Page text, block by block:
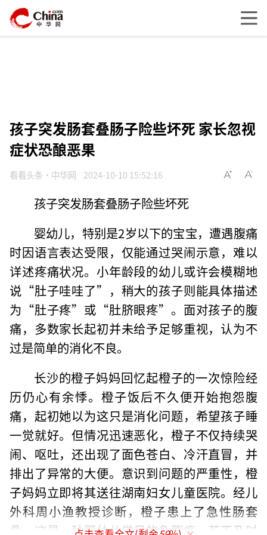
孩子突发肠套叠肠子险些坏死 家长忽视
症状恐酿恶果
看看头条·中华网 2024-10-10 15:52:16
孩子突发肠套叠肠子险些坏死
婴幼儿，特别是2岁以下的宝宝，遭遇腹痛
时因语言表达受限，仅能通过哭闹示意，难以
详述疼痛状况。小年龄段的幼儿或许会模糊地
说“肚子哇哇了”，稍大的孩子则能具体描述
为“肚子疼”或“肚脐眼疼”。面对孩子的腹
痛，多数家长起初并未给予足够重视，认为不
过是简单的消化不良。
长沙的橙子妈妈回忆起橙子的一次惊险经
历仍心有余悸。橙子饭后不久便开始抱怨腹
痛，起初她以为这只是消化问题，希望孩子睡
一觉就好。但情况迅速恶化，橙子不仅持续哭
闹、呕吐，还出现了面色苍白、冷汗直冒，并
排出了异常的大便。意识到问题的严重性，橙
子妈妈立即将其送往湖南妇女儿童医院。经儿
外科周小渔教授诊断，橙子患上了急性肠套
叠，这是一种婴幼儿常见的急腹症，若不及时